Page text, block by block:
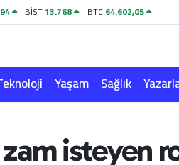
BİST13.768 BTC64.602,05
Yaşam Sağlık
isteyen